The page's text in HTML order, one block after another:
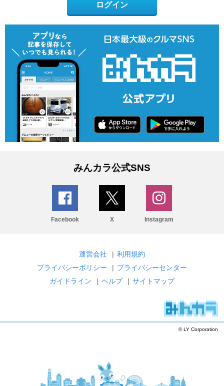
ログイン
みんカラ公式SNS
Facebook X Instagram
運営会社 | 利用規約
プライバシーポリシー
| プライバシーセンター
ガイドライン
| ヘルプ | サイトマップ
© LY Corporation